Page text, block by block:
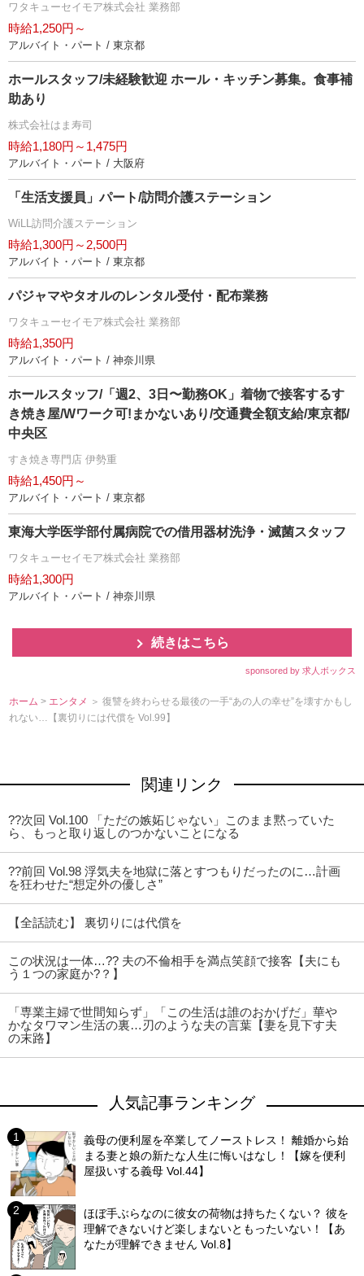
ワタキューセイモア株式会社 業務部
時給1,250円～
アルバイト・パート / 東京都
ホールスタッフ/未経験歓迎 ホール・キッチン募集。食事補
助あり
株式会社はま寿司
時給1,180円～1,475円
アルバイト・パート / 大阪府
「生活支援員」パート/訪問介護ステーション
WiLL訪問介護ステーション
時給1,300円～2,500円
アルバイト・パート / 東京都
パジャマやタオルのレンタル受付・配布業務
ワタキューセイモア株式会社 業務部
時給1,350円
アルバイト・パート / 神奈川県
ホールスタッフ/「週2、3日〜勤務OK」着物で接客するす
き焼き屋/Wワーク可!まかないあり/交通費全額支給/東京都/
中央区
すき焼き専門店 伊勢重
時給1,450円～
アルバイト・パート / 東京都
東海大学医学部付属病院での借用器材洗浄・滅菌スタッフ
ワタキューセイモア株式会社 業務部
時給1,300円
アルバイト・パート / 神奈川県
続きはこちら
sponsored by 求人ボックス
ホーム > エンタメ ＞ 復讐を終わらせる最後の一手“あの人の幸せ”を壊すかもし
れない…【裏切りには代償を Vol.99】
関連リンク
??次回 Vol.100 「ただの嫉妬じゃない」このまま黙っていた
ら、もっと取り返しのつかないことになる
??前回 Vol.98 浮気夫を地獄に落とすつもりだったのに…計画
を狂わせた“想定外の優しさ”
【全話読む】 裏切りには代償を
この状況は一体…?? 夫の不倫相手を満点笑顔で接客【夫にも
う１つの家庭か?？】
「専業主婦で世間知らず」「この生活は誰のおかげだ」華
かなタワマン生活の裏…刃のような夫の言葉【妻を見下す夫
の末路】
人気記事ランキング
義母の便利屋を卒業してノーストレス！ 離婚から始
まる妻と娘の新たな人生に悔いはなし！【嫁を便利
屋扱いする義母 Vol.44】
ほぼ手ぶらなのに彼女の荷物は持ちたくない？ 彼を
理解できないけど楽しまないともったいない！【あ
なたが理解できません Vol.8】